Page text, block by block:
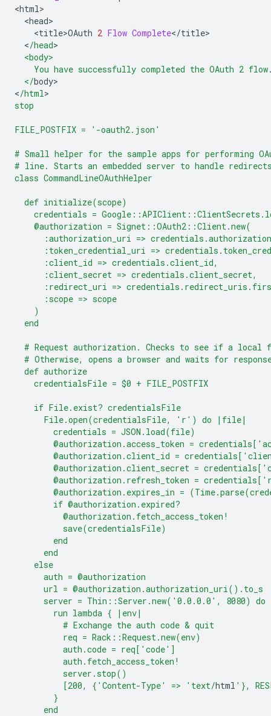
<html
<head
<title>OAuth 2 Flow Complete</title
</head
  <body>
You have successfully completed the OAuth 2
  </
body>
</html
stop
FILE_POSTFIX = '-oauth2.json'
# Small helper for the sample apps for performing
# line. Starts an embedded server to handle
class CommandLineOAuthHelper
  def initialize(scope)
credentials =
    @authorization = Signet::OAuth2::Client.new(
:authorization_uri =>
:token_credential_uri =>
      :client_id => credentials.client_id,
      :client_secret => credentials.client_secret,
:redirect_uri =>
      :scope => scope
    )
  end
# Request authorization. Checks to see if a local
# Otherwise, opens a browser and waits for
  def authorize
    credentialsFile = $0 + FILE_POSTFIX
    if File.exist? credentialsFile
      File.open(credentialsFile, 'r') do |file|
        credentials = JSON.load(file)
@authorization.access_token =
@authorization.client_id =
@authorization.client_secret =
@authorization.refresh_token =
@authorization.expires_in =
        if @authorization.expired?
          @authorization.fetch_access_token!
          save(credentialsFile)
        end
      end
    else
      auth = @authorization
      url = @authorization.authorization_uri().to_s
      server = Thin::Server.new('0.0.0.0', 8080) do
        run lambda { |env|
          # Exchange the auth code & quit
          req = Rack::Request.new(env)
          auth.code = req['code']
          auth.fetch_access_token!
          server.stop()
          [200, {'Content-Type' => 'text/
html '},
        }
      end